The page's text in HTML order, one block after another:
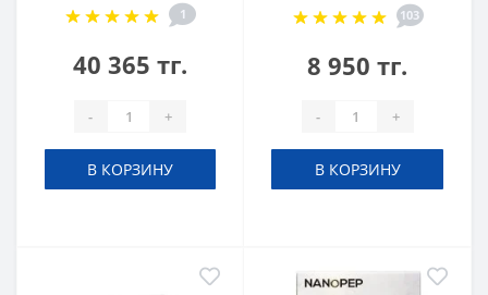
1
40 365 тг.
- +
В КОРЗИНУ
103
8 950 тг.
- +
В КОРЗИНУ